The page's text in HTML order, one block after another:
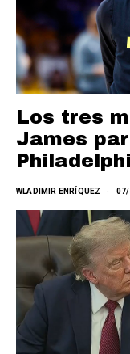
Los tres
James
WLADIMIR ENRÍQUEZ